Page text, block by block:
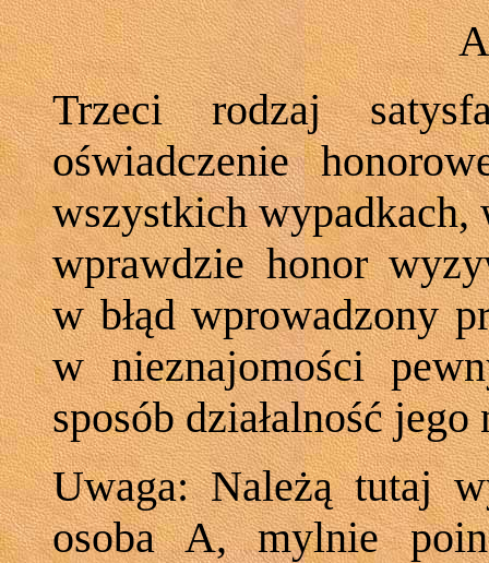
Trzeci rodzaj
oświadczenie
wszystkich wypadkach,
wprawdzie honor
w błąd wprowadzony
w nieznajomości
sposób działalność
Uwaga: Należą tutaj
osoba A, mylnie